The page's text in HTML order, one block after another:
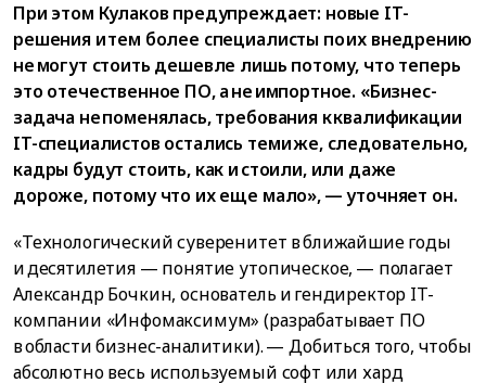
При этом Кулаков предупреждает: новые IT-
решения и тем более специалисты по их внедрению
не могут стоить дешевле лишь потому, что теперь
это отечественное ПО, а не импортное. «Бизнес-
задача не поменялась, требования к квалификации
IT-специалистов остались теми же, следовательно,
кадры будут стоить, как и стоили, или даже
дороже, потому что их еще мало», — уточняет он.
«Технологический суверенитет в ближайшие годы
и десятилетия — понятие утопическое, — полагает
Александр Бочкин, основатель и гендиректор IT-
компании «Инфомаксимум» (разрабатывает ПО
в области бизнес-аналитики). — Добиться того, чтобы
абсолютно весь используемый софт или хард